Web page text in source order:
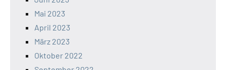
Mai 2023
April 2023
März 2023
Oktober 2022